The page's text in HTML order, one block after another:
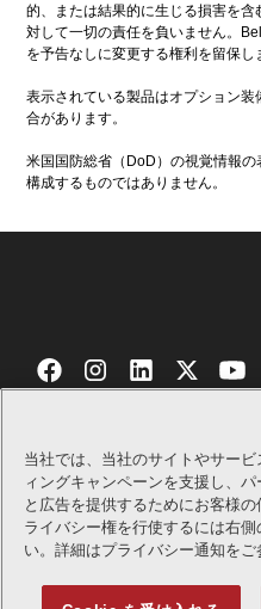
的、または結果的に生じる損害を
対して一切の責任を負いません。
を予告なしに変更する権利を留保し
表示されている製品はオプション
合があります。
米国国防総省（DoD）の視覚情報
構成するものではありません。
お問い合わせ
Bellギフトショップ
サプライヤー
当社では、当社のサイトやサー
ィングキャンペーンを支援し、
と広告を提供するためにお客様
ライバシー権を行使するには右
い。詳細はプライバシー通知をご